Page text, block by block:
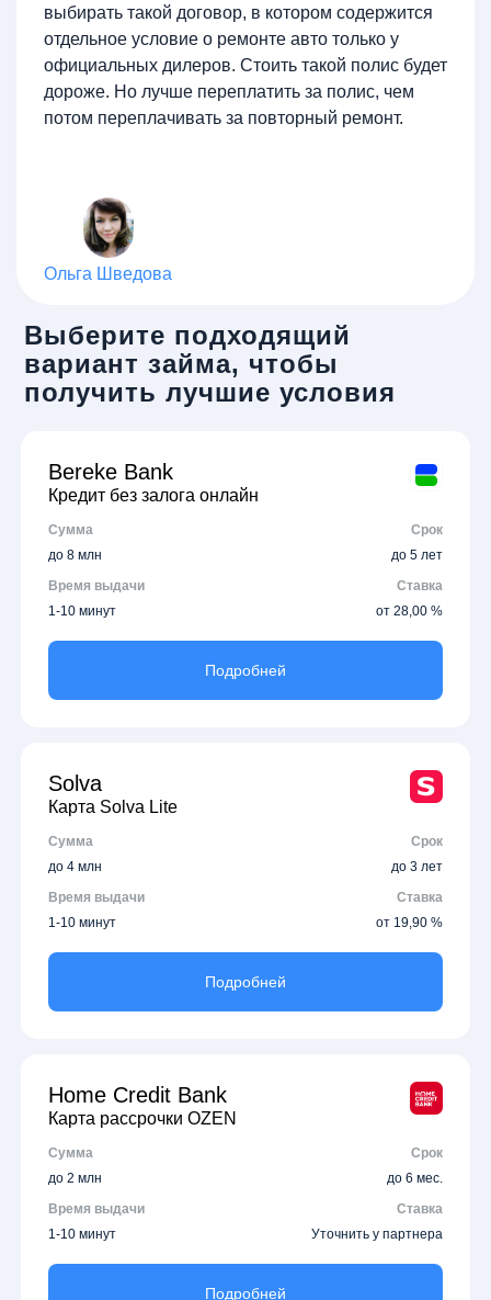
выбирать такой договор, в котором содержится
отдельное условие о ремонте авто только у
официальных дилеров. Стоить такой полис будет
дороже. Но лучше переплатить за полис, чем
потом переплачивать за повторный ремонт.
Ольга Шведова
Выберите подходящий
вариант займа, чтобы
получить лучшие условия
Bereke Bank
Кредит без залога онлайн
Сумма
Срок
до 8 млн
до 5 лет
Время выдачи
Ставка
1-10 минут
от 28,00 %
Подробней
Solva
Карта Solva Lite
Сумма
Срок
до 4 млн
до 3 лет
Время выдачи
Ставка
1-10 минут
от 19,90 %
Подробней
Home Credit Bank
Карта рассрочки OZEN
Сумма
Срок
до 2 млн
до 6 мес.
Время выдачи
Ставка
1-10 минут
Уточнить у партнера
Подробней